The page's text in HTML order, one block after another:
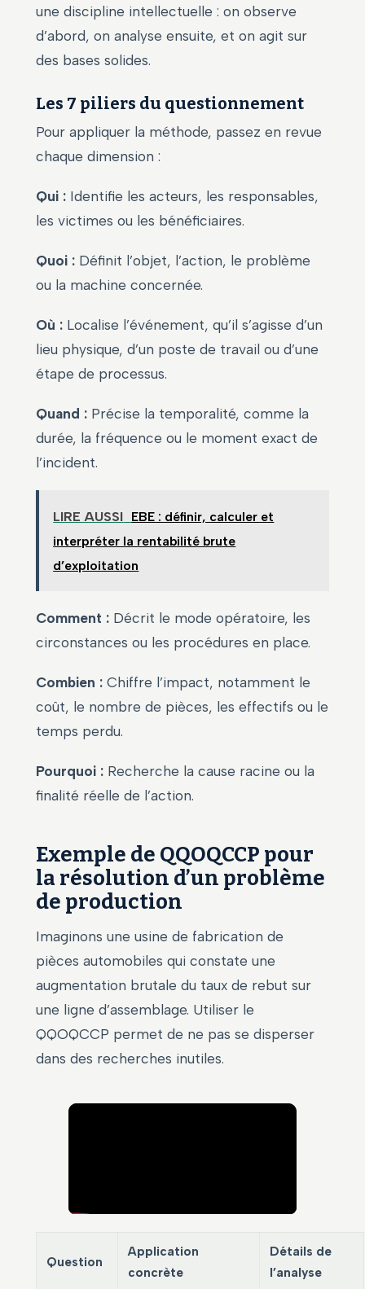
une discipline intellectuelle : on observe
d’abord, on analyse ensuite, et on agit sur
des bases solides.
Les 7 piliers du questionnement
Pour appliquer la méthode, passez en revue
chaque dimension :
Qui : Identifie les acteurs, les responsables,
les victimes ou les bénéficiaires.
Quoi : Définit l’objet, l’action, le problème
ou la machine concernée.
Où : Localise l’événement, qu’il s’agisse d’un
lieu physique, d’un poste de travail ou d’une
étape de processus.
Quand : Précise la temporalité, comme la
durée, la fréquence ou le moment exact de
l’incident.
LIRE AUSSI EBE : définir, calculer et
interpréter la rentabilité brute
d’exploitation
Comment : Décrit le mode opératoire, les
circonstances ou les procédures en place.
Combien : Chiffre l’impact, notamment le
coût, le nombre de pièces, les effectifs ou le
temps perdu.
Pourquoi : Recherche la cause racine ou la
finalité réelle de l’action.
Exemple de QQOQCCP pour
la résolution d’un problème
de production
Imaginons une usine de fabrication de
pièces automobiles qui constate une
augmentation brutale du taux de rebut sur
une ligne d’assemblage. Utiliser le
QQOQCCP permet de ne pas se disperser
dans des recherches inutiles.
Question
Application
concrète
Détails de
l’analyse